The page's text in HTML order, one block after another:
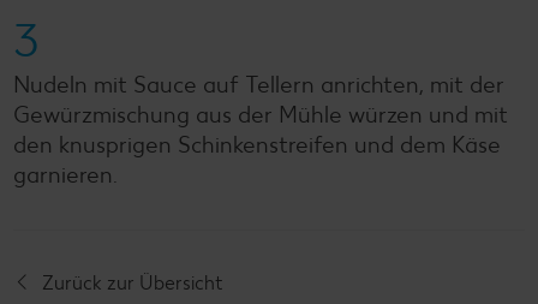
3
Nudeln mit Sauce auf Tellern anrichten, mit der
Gewürzmischung aus der Mühle würzen und mit
den knusprigen Schinkenstreifen und dem Käse
garnieren.
Zurück zur Übersicht